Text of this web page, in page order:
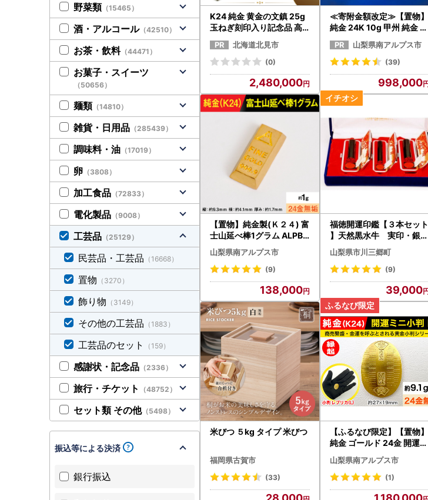
K24 純金 黄金の文鎮 25g
玉ねぎ刻印入り記念品 高A
u含有率 ( 受注生産 24金
ゴールド コレクション )【
220-0233】
北海道北見市
(0)
2,480,000
≪寄附金額改定≫【置物】
純金 24K 10g 甲州 純金 レ
プリカ 武田氏時代 の 貨幣
ALPBK095
山梨県南アルプス市
(39)
998,000
【置物】純金製(Ｋ２４) 富
士山延べ棒1グラム ALPBK
180
山梨県南アルプス市
(9)
138,000
福徳開運印鑑【３本セット
】天然黒水牛 実印・銀行
印・認印 牛革モミケース
入り [5839-1630]
山梨県市川三郷町
(9)
39,000
米びつ ５kg タイプ 米びつ
福岡県古賀市
(33)
【ふるなび限定】【置物】
純金 ゴールド 24金 開運ミ
ニ小判 レプリカ Ｌサイズ
ALPBK028 FN-Limited-S
P | 純金
山梨県南アルプス市
(1)
野菜類 （15465）
酒・アルコール（42510）
お茶・飲料（44471）
お菓子・スイーツ
（50656）
麺類 （14810）
雑貨・日用品 （285439）
調味料・油 （17019）
卵 （3808）
加工食品 （72833）
電化製品 （9008）
工芸品 （25129）
民芸品・工芸品 （16668）
置物 （3270）
飾り物 （3149）
その他の工芸品 （1883）
工芸品のセット （159）
感謝状・記念品 （2336）
旅行・チケット （48752）
セット類 その他（5498）
振込等による決済
銀行振込